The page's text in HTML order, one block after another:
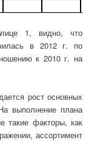
1, видно, что
в 2012 г. по
к 2010 г. на
рост основных
выполнение плана
такие факторы, как
ассортимент